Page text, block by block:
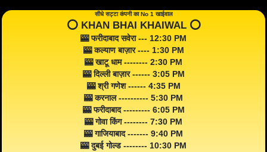
सीधे सट्टा कंपनी का No 1 खाईवाल
⭕️ KHAN BHAI KHAIWAL ⭕️
🎰 फरीदाबाद सवेरा --- 12:30 PM
🎰 कल्याण बाज़ार ---- 1:30 PM
🎰 खाटू धाम -------- 2:30 PM
🎰 दिल्ली बाज़ार ------ 3:05 PM
🎰 श्री गणेश ------ 4:35 PM
🎰 करनाल ---------- 5:30 PM
🎰 फरीदाबाद --------- 6:05 PM
🎰 गोवा किंग -------- 7:30 PM
🎰 गाजियाबाद ------- 9:40 PM
🎰 दुबई गोल्ड -------- 10:30 PM